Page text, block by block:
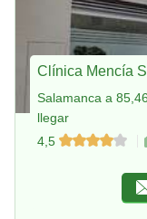
Clínica Mencía
Salamanca a
llegar
4,5